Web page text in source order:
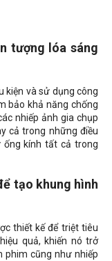
tượng lóa sáng
kiện và sử dụng công
bảo khả năng chống
nhiếp ảnh gia chụp
cả trong những điều
ống kính tất cả trong
tạo khung hình
thiết kế để triệt tiêu
quả, khiến nó trở
phim cũng như nhiếp